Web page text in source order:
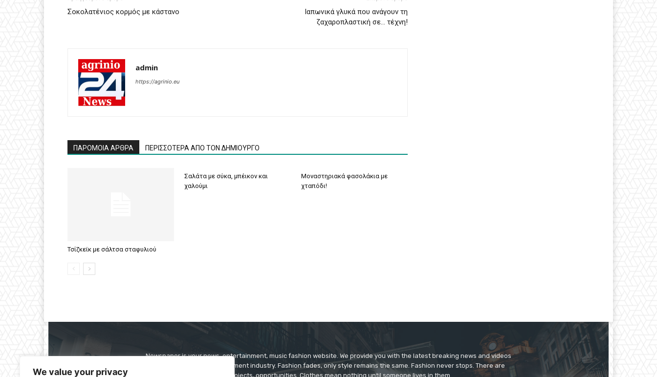
We value your privacy
Σοκολατένιος κορμός με κάστανο
Ιαπωνικά γλυκά που ανάγουν τη
ζαχαροπλαστική σε… τέχνη!
admin
https://agrinio.eu
ΠΑΡΟΜΟΙΑ ΑΡΘΡΑ ΠΕΡΙΣΣΟΤΕΡΑ ΑΠΟ ΤΟΝ ΔΗΜΙΟΥΡΓΟ
Τσίζκεϊκ με σάλτσα σταφυλιού
Σαλάτα με σύκα, μπέικον και
χαλούμι
Μοναστηριακά φασολάκια με
χταπόδι!
Newspaper is your news, entertainment, music fashion website. We provide you with the latest breaking news and videos
straight from the entertainment industry. Fashion fades, only style remains the same. Fashion never stops. There are
always projects, opportunities. Clothes mean nothing until someone lives in them.